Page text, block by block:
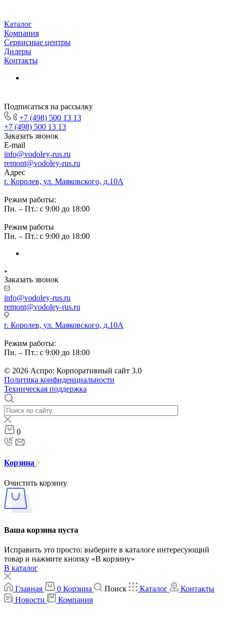
Каталог
Компания
Сервисные центры
Дилеры
Контакты
Подписаться на рассылку
+7 (498) 500 13 13
+7 (498) 500 13 13
Заказать звонок
E-mail
info@vodoley-rus.ru
remont@vodoley-rus.ru
Адрес
г. Королев, ул. Маяковского, д.10А
Режим работы:
Пн. – Пт.: с 9:00 до 18:00
Режим работы
Пн. – Пт.: с 9:00 до 18:00
Заказать звонок
info@vodoley-rus.ru
remont@vodoley-rus.ru
г. Королев, ул. Маяковского, д.10А
Режим работы:
Пн. – Пт.: с 9:00 до 18:00
© 2026 Аспро: Корпоративный сайт 3.0
Политика конфиденциальности
Техническая поддержка
0
Корзина
Очистить корзину
Ваша корзина пуста
Исправить это просто: выберите в каталоге интересующий
товар и нажмите кнопку «В корзину»
В каталог
Главная 0 Корзина Поиск Каталог
Контакты
Новости
Компания